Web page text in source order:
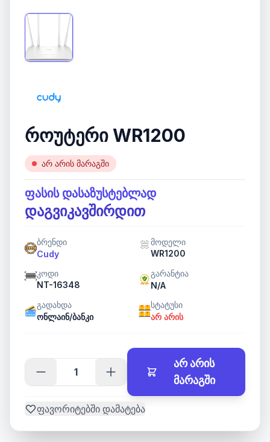
როუტერი WR1200
არ არის მარაგში
ფასის დასაზუსტებლად
დაგვიკავშირდით
ბრენდი
Cudy
მოდელი
WR1200
კოდი
NT-16348
გარანტია
N/A
გადახდა
ონლაინ/ბანკი
სტატუსი
არ არის
არ არის
მარაგში
ფავორიტებში დამატება